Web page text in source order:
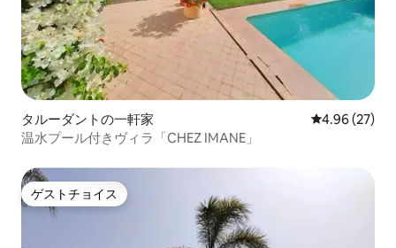
タルーダントの一軒家 レビュー27
4.96 (27)
温水プール付きヴィラ「CHEZ IMANE」
ゲストチョイス
ゲストチョイス